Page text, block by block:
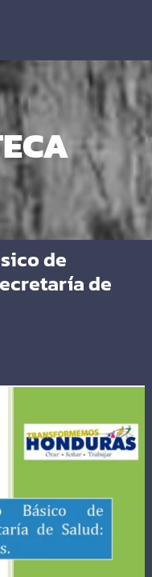
de
de